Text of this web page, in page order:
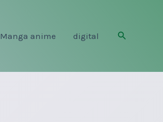
Manga anime digital Rechercher